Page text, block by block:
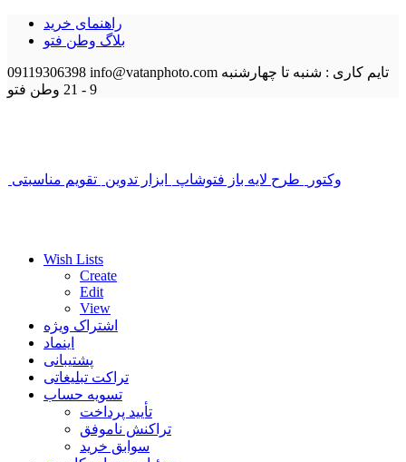
راهنمای خرید
بلاگ وطن فتو
09119306398 info@vatanphoto.com تایم کاری : شنبه تا چهارشنبه
9 - 21
وطن فتو
وکتور طرح لایه باز فتوشاپ ابزار تدوین تقویم مناسبتی
Wish Lists
Create
Edit
View
اشتراک ویژه
اینماد
پشتیبانی
تراکت تبلیغاتی
تسویه حساب
تأیید پرداخت
تراکنش ناموفق
سوابق خرید